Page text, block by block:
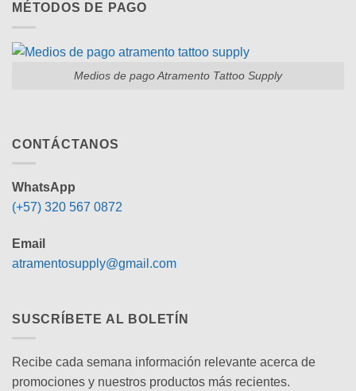
MÉTODOS DE PAGO
Medios de pago Atramento Tattoo Supply
CONTÁCTANOS
WhatsApp
(+57) 320 567 0872
Email
atramentosupply@gmail.com
SUSCRÍBETE AL BOLETÍN
Recibe cada semana información relevante acerca de
promociones y nuestros productos más recientes.